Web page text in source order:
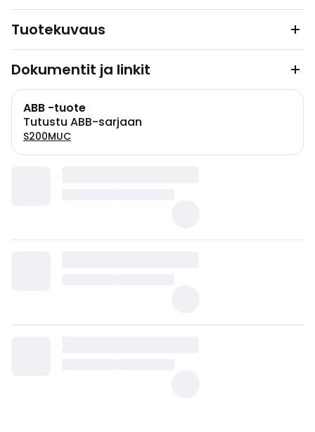
Tuotekuvaus
Dokumentit ja linkit
ABB -tuote
Tutustu ABB-sarjaan
S200MUC